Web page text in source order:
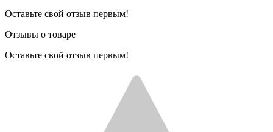
Оставьте свой отзыв первым!
Отзывы о товаре
Оставьте свой отзыв первым!